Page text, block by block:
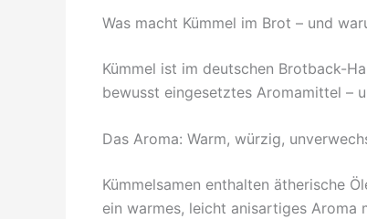
Was macht Kümmel im Brot – und
Kümmel ist im deutschen Brotback-
bewusst eingesetztes Aromamittel –
Das Aroma: Warm, würzig,
Kümmelsamen enthalten ätherische
ein warmes, leicht anisartiges Aroma